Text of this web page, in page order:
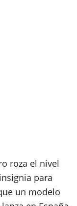
roza el nivel
para
un modelo